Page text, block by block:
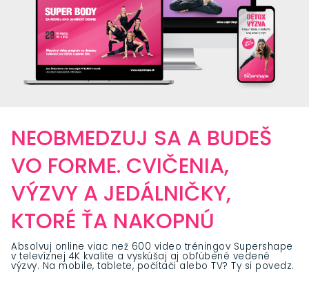
NEOBMEDZUJ SA A BUDEŠ
VO FORME. CVIČENIA,
VÝZVY A JEDÁLNIČKY,
KTORÉ ŤA NAKOPNÚ
Absolvuj online viac než 600 video tréningov Supershape
v televíznej 4K kvalite a vyskúšaj aj obľúbené vedené
výzvy. Na mobile, tablete, počítači alebo TV? Ty si povedz.